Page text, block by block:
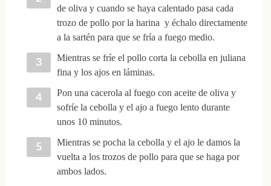
de oliva y cuando se haya calentado pasa cada
trozo de pollo por la harina y échalo directamente
a la sartén para que se fría a fuego medio.
Mientras se fríe el pollo corta la cebolla en juliana
fina y los ajos en láminas.
Pon una cacerola al fuego con aceite de oliva y
sofríe la cebolla y el ajo a fuego lento durante
unos 10 minutos.
Mientras se pocha la cebolla y el ajo le damos la
vuelta a los trozos de pollo para que se haga por
ambos lados.